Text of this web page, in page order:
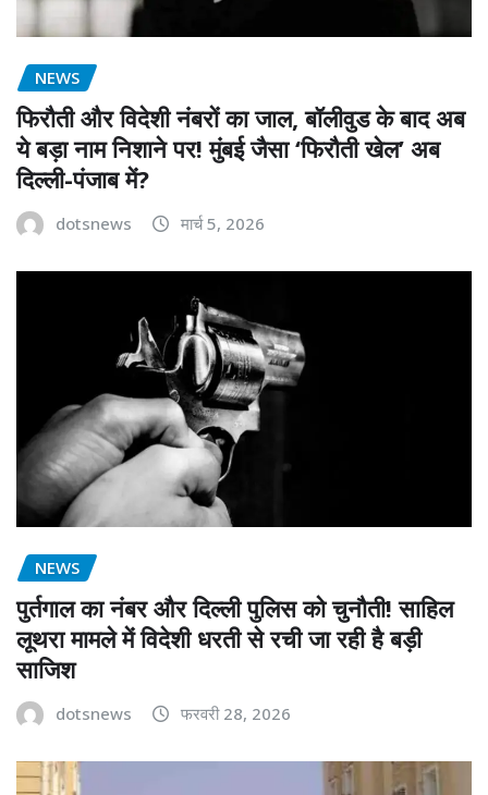
NEWS
फिरौती और विदेशी नंबरों का जाल, बॉलीवुड के बाद अब
ये बड़ा नाम निशाने पर! मुंबई जैसा ‘फिरौती खेल’ अब
दिल्ली-पंजाब में?
dotsnews मार्च 5, 2026
NEWS
पुर्तगाल का नंबर और दिल्ली पुलिस को चुनौती! साहिल
लूथरा मामले में विदेशी धरती से रची जा रही है बड़ी
साजिश
dotsnews फरवरी 28, 2026